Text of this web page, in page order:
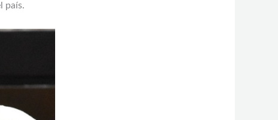
país.